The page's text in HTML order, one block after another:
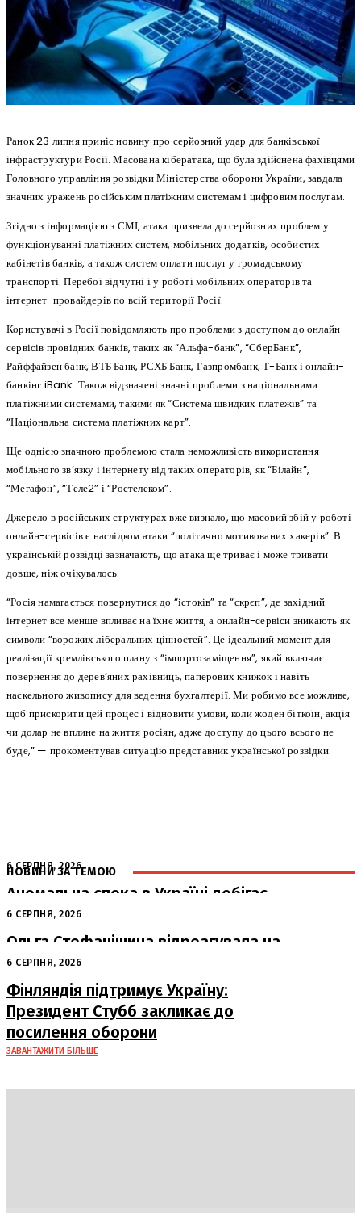
Ранок 23 липня приніс новину про серйозний удар для банківської
інфраструктури Росії. Масована кібератака, що була здійснена фахівцями
Головного управління розвідки Міністерства оборони України, завдала
значних уражень російським платіжним системам і цифровим послугам.
Згідно з інформацією з СМІ, атака призвела до серйозних проблем у
функціонуванні платіжних систем, мобільних додатків, особистих
кабінетів банків, а також систем оплати послуг у громадському
транспорті. Перебої відчутні і у роботі мобільних операторів та
інтернет-провайдерів по всій території Росії.
Користувачі в Росії повідомляють про проблеми з доступом до онлайн-
сервісів провідних банків, таких як “Альфа-банк”, “СберБанк”,
Райффайзен банк, ВТБ Банк, РСХБ Банк, Газпромбанк, Т-Банк і онлайн-
банкінг iBank. Також відзначені значні проблеми з національними
платіжними системами, такими як “Система швидких платежів” та
“Національна система платіжних карт”.
Ще однією значною проблемою стала неможливість використання
мобільного зв’язку і інтернету від таких операторів, як “Білайн”,
“Мегафон”, “Теле2” і “Ростелеком”.
Джерело в російських структурах вже визнало, що масовий збій у роботі
онлайн-сервісів є наслідком атаки “політично мотивованих хакерів”. В
українській розвідці зазначають, що атака ще триває і може тривати
довше, ніж очікувалось.
“Росія намагається повернутися до “істоків” та “скрєп”, де західний
інтернет все менше впливає на їхнє життя, а онлайн-сервіси зникають як
символи “ворожих ліберальних цінностей”. Це ідеальний момент для
реалізації кремлівського плану з “імпортозаміщення”, який включає
повернення до дерев’яних рахівниць, паперових книжок і навіть
наскельного живопису для ведення бухгалтерії. Ми робимо все можливе,
щоб прискорити цей процес і відновити умови, коли жоден біткоїн, акція
чи долар не вплине на життя росіян, адже доступу до цього всього не
буде,” — прокоментував ситуацію представник української розвідки.
НОВИНИ ЗА ТЕМОЮ
6 СЕРПНЯ, 2026
Аномальна спека в Україні добігає
кінця: очікується похолодання
6 СЕРПНЯ, 2026
Ольга Стефанішина відреагувала на
підозри від НАБУ та САП
6 СЕРПНЯ, 2026
Фінляндія підтримує Україну:
Президент Стубб закликає до
посилення оборони
ЗАВАНТАЖИТИ БІЛЬШЕ